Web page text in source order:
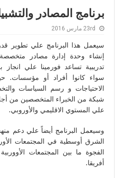
برنامج المصادر
23rd مارس 2016
سيعمل هذا البرنامج علي تطوير
إنشاء وحدة إدارة مصادر متخصصة
تدريبية تساعد فورمينا علي
سواء كانوا أفراد أو مؤسسات.
الاحتياجات و رسم السياسات
شبكة من الخبراء المتخصصين من
علي المستوي الاقليمي والأوروبي.
وسيعمل البرنامج أيضاً علي دعم
الشرق أوسطية في المجتمعات
الفجوة ما بين المجتمعات
أفريقا.